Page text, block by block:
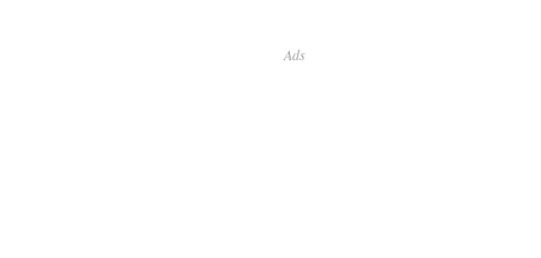
Ads